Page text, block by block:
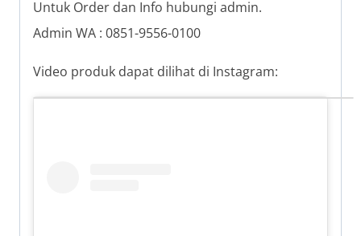
Untuk Order dan Info hubungi admin.
Admin WA : 0851-9556-0100
Video produk dapat dilihat di Instagram: